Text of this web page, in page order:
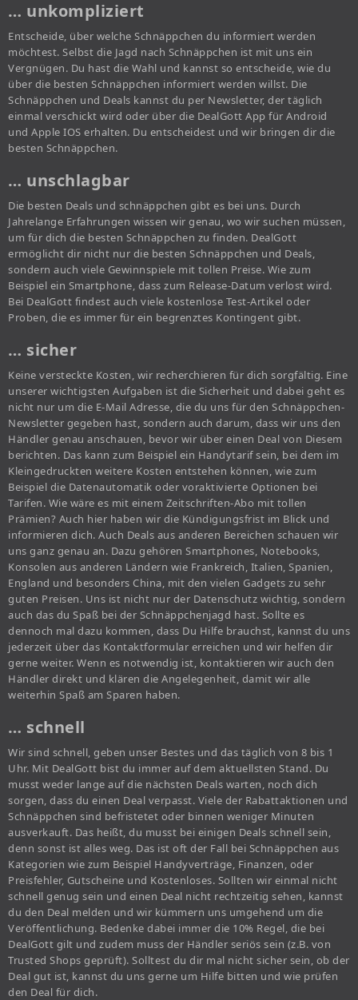
… unkompliziert
Entscheide, über welche Schnäppchen du informiert werden
möchtest. Selbst die Jagd nach Schnäppchen ist mit uns ein
Vergnügen. Du hast die Wahl und kannst so entscheide, wie du
über die besten Schnäppchen informiert werden willst. Die
Schnäppchen und Deals kannst du per Newsletter, der täglich
einmal verschickt wird oder über die DealGott App für Android
und Apple IOS erhalten. Du entscheidest und wir bringen dir die
besten Schnäppchen.
… unschlagbar
Die besten Deals und schnäppchen gibt es bei uns. Durch
Jahrelange Erfahrungen wissen wir genau, wo wir suchen müssen,
um für dich die besten Schnäppchen zu finden. DealGott
ermöglicht dir nicht nur die besten Schnäppchen und Deals,
sondern auch viele Gewinnspiele mit tollen Preise. Wie zum
Beispiel ein Smartphone, dass zum Release-Datum verlost wird.
Bei DealGott findest auch viele kostenlose Test-Artikel oder
Proben, die es immer für ein begrenztes Kontingent gibt.
… sicher
Keine versteckte Kosten, wir recherchieren für dich sorgfältig. Eine
unserer wichtigsten Aufgaben ist die Sicherheit und dabei geht es
nicht nur um die E-Mail Adresse, die du uns für den Schnäppchen-
Newsletter gegeben hast, sondern auch darum, dass wir uns den
Händler genau anschauen, bevor wir über einen Deal von Diesem
berichten. Das kann zum Beispiel ein Handytarif sein, bei dem im
Kleingedruckten weitere Kosten entstehen können, wie zum
Beispiel die Datenautomatik oder voraktivierte Optionen bei
Tarifen. Wie wäre es mit einem Zeitschriften-Abo mit tollen
Prämien? Auch hier haben wir die Kündigungsfrist im Blick und
informieren dich. Auch Deals aus anderen Bereichen schauen wir
uns ganz genau an. Dazu gehören Smartphones, Notebooks,
Konsolen aus anderen Ländern wie Frankreich, Italien, Spanien,
England und besonders China, mit den vielen Gadgets zu sehr
guten Preisen. Uns ist nicht nur der Datenschutz wichtig, sondern
auch das du Spaß bei der Schnäppchenjagd hast. Sollte es
dennoch mal dazu kommen, dass Du Hilfe brauchst, kannst du uns
jederzeit über das Kontaktformular erreichen und wir helfen dir
gerne weiter. Wenn es notwendig ist, kontaktieren wir auch den
Händler direkt und klären die Angelegenheit, damit wir alle
weiterhin Spaß am Sparen haben.
… schnell
Wir sind schnell, geben unser Bestes und das täglich von 8 bis 1
Uhr. Mit DealGott bist du immer auf dem aktuellsten Stand. Du
musst weder lange auf die nächsten Deals warten, noch dich
sorgen, dass du einen Deal verpasst. Viele der Rabattaktionen und
Schnäppchen sind befristetet oder binnen weniger Minuten
ausverkauft. Das heißt, du musst bei einigen Deals schnell sein,
denn sonst ist alles weg. Das ist oft der Fall bei Schnäppchen aus
Kategorien wie zum Beispiel Handyverträge, Finanzen, oder
Preisfehler, Gutscheine und Kostenloses. Sollten wir einmal nicht
schnell genug sein und einen Deal nicht rechtzeitig sehen, kannst
du den Deal melden und wir kümmern uns umgehend um die
Veröffentlichung. Bedenke dabei immer die 10% Regel, die bei
DealGott gilt und zudem muss der Händler seriös sein (z.B. von
Trusted Shops geprüft). Solltest du dir mal nicht sicher sein, ob der
Deal gut ist, kannst du uns gerne um Hilfe bitten und wie prüfen
den Deal für dich.